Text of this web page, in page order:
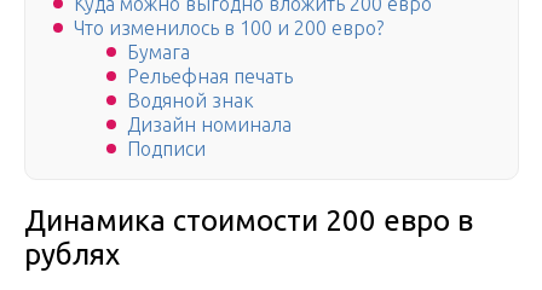
Что изменилось в 100 и 200 евро?
Бумага
Рельефная печать
Водяной знак
Дизайн номинала
Подписи
Динамика стоимости 200 евро в
рублях